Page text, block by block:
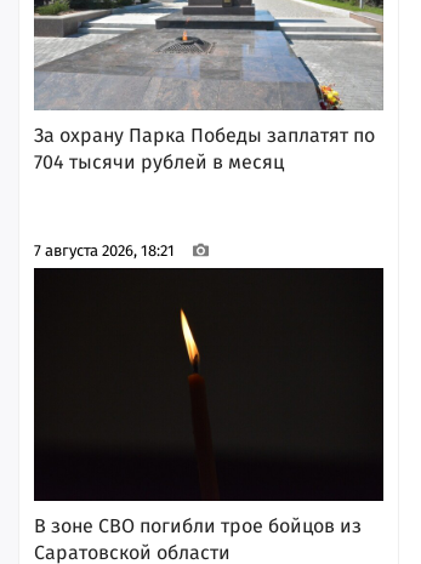
За охрану Парка Победы заплатят по
704 тысячи рублей в месяц
7 августа 2026, 18:21
В зоне СВО погибли трое бойцов из
Саратовской области